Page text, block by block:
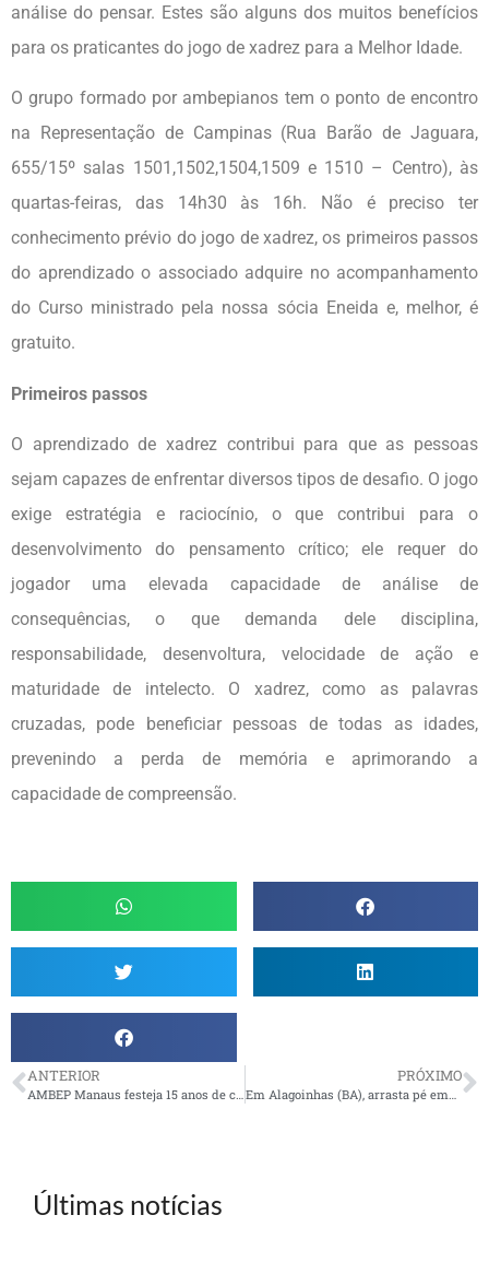
análise do pensar. Estes são alguns dos muitos benefícios
para os praticantes do jogo de xadrez para a Melhor Idade.
O grupo formado por ambepianos tem o ponto de encontro
na Representação de Campinas (Rua Barão de Jaguara,
655/15º salas 1501,1502,1504,1509 e 1510 – Centro), às
quartas-feiras, das 14h30 às 16h. Não é preciso ter
conhecimento prévio do jogo de xadrez, os primeiros passos
do aprendizado o associado adquire no acompanhamento
do Curso ministrado pela nossa sócia Eneida e, melhor, é
gratuito.
Primeiros passos
O aprendizado de xadrez contribui para que as pessoas
sejam capazes de enfrentar diversos tipos de desafio. O jogo
exige estratégia e raciocínio, o que contribui para o
desenvolvimento do pensamento crítico; ele requer do
jogador uma elevada capacidade de análise de
consequências, o que demanda dele disciplina,
responsabilidade, desenvoltura, velocidade de ação e
maturidade de intelecto. O xadrez, como as palavras
cruzadas, pode beneficiar pessoas de todas as idades,
prevenindo a perda de memória e aprimorando a
capacidade de compreensão.
ANTERIOR PRÓXIMO
Últimas notícias